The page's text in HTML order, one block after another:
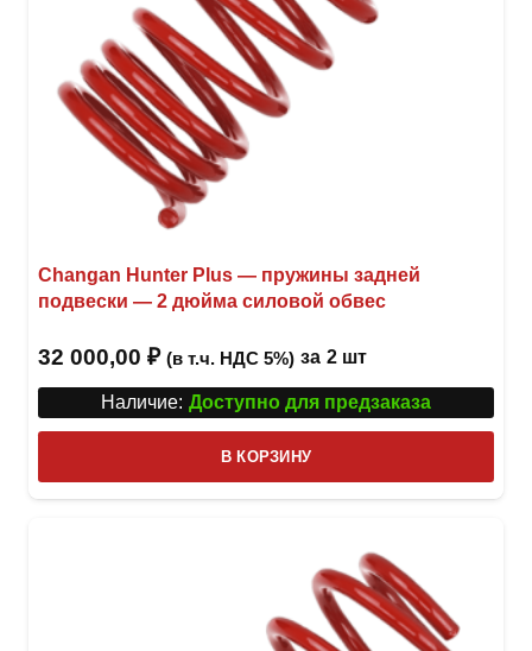
Changan Hunter Plus — пружины задней
подвески — 2 дюйма силовой обвес
32 000,00 ₽ (в т.ч. НДС 5%) за 2 шт
Наличие: Доступно для предзаказа
В КОРЗИНУ